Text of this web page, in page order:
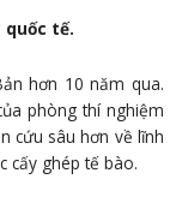
tế.
hơn 10 năm qua.
phòng thí nghiệm
cứu sâu hơn về lĩnh
cấy ghép tế bào.